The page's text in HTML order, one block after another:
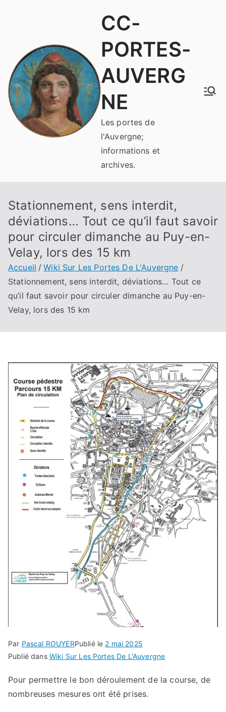
CC-
PORTES-
AUVERG
NE
Les portes de
l'Auvergne;
informations et
archives.
Stationnement, sens interdit,
déviations… Tout ce qu’il faut savoir
pour circuler dimanche au Puy-en-
Velay, lors des 15 km
Accueil
Wiki Sur Les Portes De L'Auvergne
Stationnement, sens interdit, déviations… Tout ce
qu’il faut savoir pour circuler dimanche au Puy-en-
Velay, lors des 15 km
Par Pascal ROUYERPublié le 2 mai 2025
Publié dans Wiki Sur Les Portes De L'Auvergne
Pour permettre le bon déroulement de la course, de
nombreuses mesures ont été prises.